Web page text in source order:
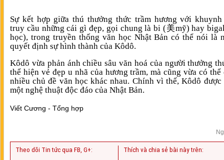
Sự kết hợp giữa thú thưởng thức trầm hương với khuynh
truy cầu những cái gì đẹp, gọi chung là bi (美mỹ) hay
học), trong truyền thống văn học Nhật Bản có thể nói là
quyết định sự hình thành của Kôdô.
Kôdô vừa phản ánh chiều sâu văn hoá của người thưởng
thể hiện vẻ đẹp u nhã của hương trầm, mà cũng vừa có thể
nhiều chủ đề văn học khác nhau. Chính vì thế, Kôdô được
một nghệ thuật độc đáo của Nhật Bản.
Viết Cương - Tổng hợp
Theo dõi Tin tức qua FB, G+: Thích và chia sẻ bài này trên: